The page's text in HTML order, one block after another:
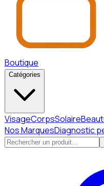
Boutique
Catégories
VisageCorpsSolaire
Nos MarquesDiagnostic